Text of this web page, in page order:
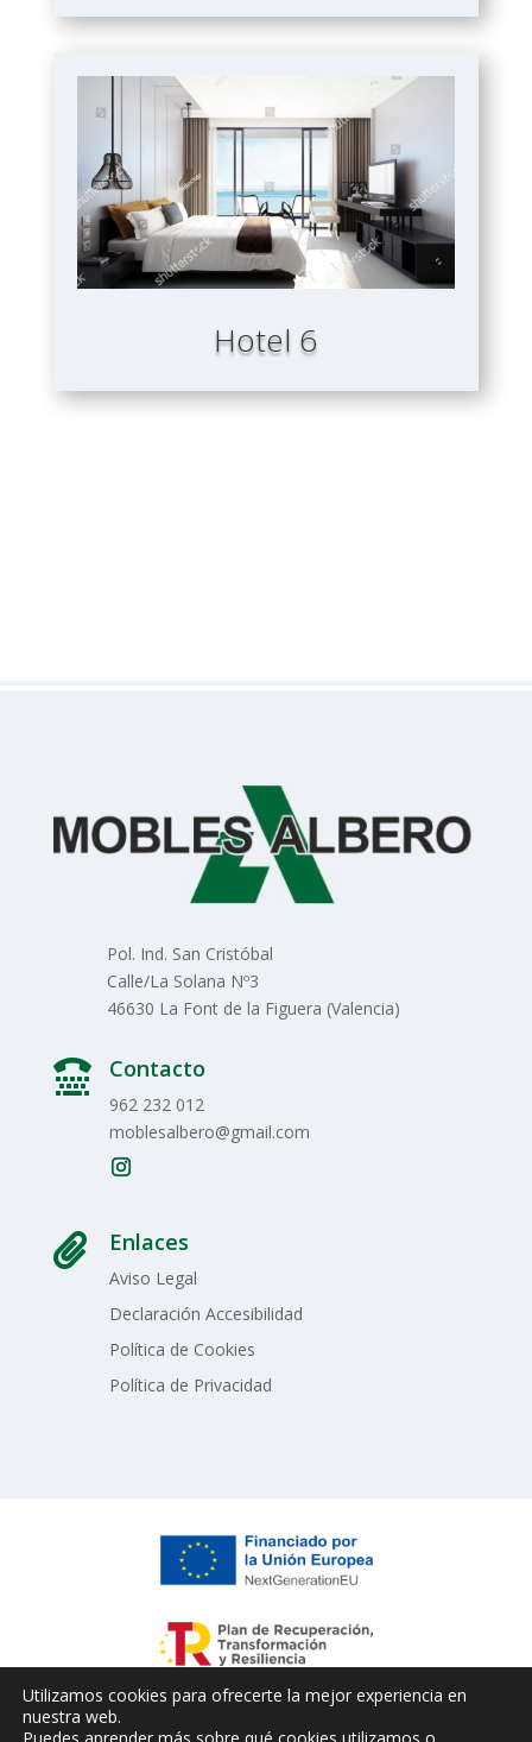
Hotel 6
Pol. Ind. San Cristóbal
Calle/La Solana Nº3
46630 La Font de la Figuera (Valencia)
 Contacto
962 232 012
moblesalbero@gmail.com
 Enlaces
Aviso Legal
Declaración Accesibilidad
Política de Cookies
Política de Privacidad
Utilizamos cookies para ofrecerte la mejor experiencia en
nuestra web.